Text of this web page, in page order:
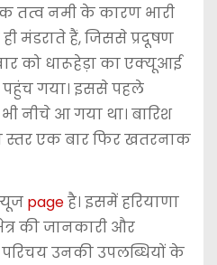
तत्व नमी के कारण भारी
मंडराते हैं, जिससे प्रदूषण
को धारूहेड़ा का एक्यूआई
पहुंच गया। इससे पहले
नीचे आ गया था। बारिश
स्तर एक बार फिर खतरनाक
pageहै। इसमें हरियाणा
की जानकारी और
परिचय उनकी उपलब्धियों के